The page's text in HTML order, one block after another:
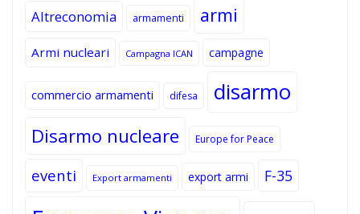
Altreconomia armamenti armi
Armi nucleari Campagna ICAN campagne
commercio armamenti difesa disarmo
Disarmo nucleare Europe for Peace
eventi Export armamenti export armi F-35